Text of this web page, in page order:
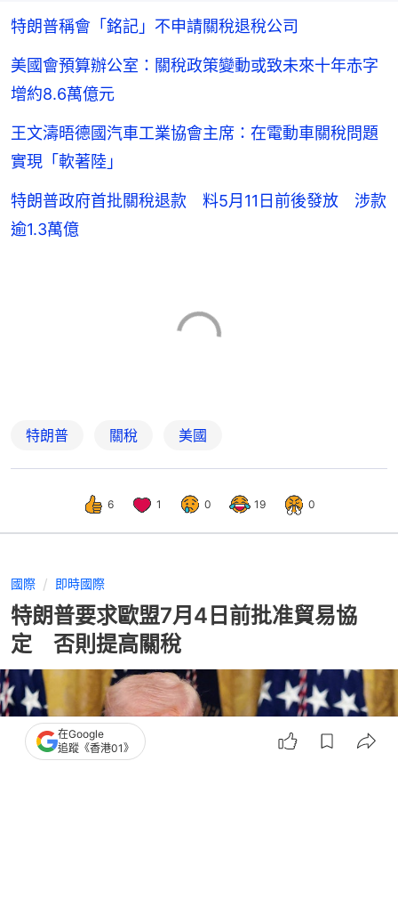
特朗普稱會「銘記」不申請關稅退稅公司
美國會預算辦公室：關稅政策變動或致未來十年赤字
增約8.6萬億元
王文濤晤德國汽車工業協會主席：在電動車關稅問題
實現「軟著陸」
特朗普政府首批關稅退款 料5月11日前後發放 涉款
逾1.3萬億
特朗普 關稅 美國
6 1 0 19 0
國際 即時國際
特朗普要求歐盟7月4日前批准貿易協
定 否則提高關稅
在Google
追蹤《香港01》